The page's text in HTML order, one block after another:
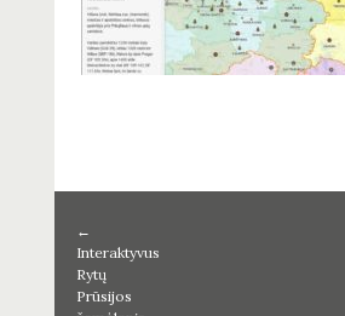
←
Interaktyvus
Rytų
Prūsijos